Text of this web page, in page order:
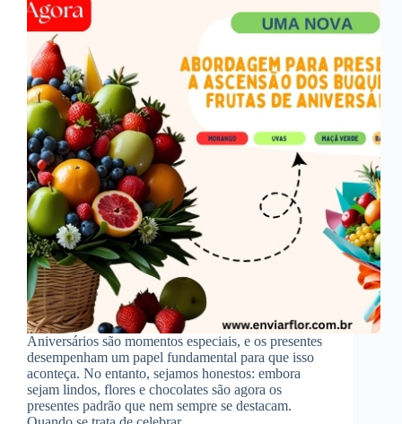
Aniversários são momentos especiais, e os presentes
desempenham um papel fundamental para que isso
aconteça. No entanto, sejamos honestos: embora
sejam lindos, flores e chocolates são agora os
presentes padrão que nem sempre se destacam.